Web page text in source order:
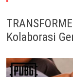
Kolaborasi